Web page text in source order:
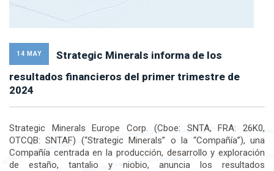
14 MAY
Strategic Minerals informa de los
resultados financieros del primer trimestre de
2024
Strategic Minerals Europe Corp. (Cboe: SNTA, FRA: 26K0,
OTCQB: SNTAF) (“Strategic Minerals” o la “Compañía”), una
Compañía centrada en la producción, desarrollo y exploración
de estaño, tantalio y niobio, anuncia los resultados